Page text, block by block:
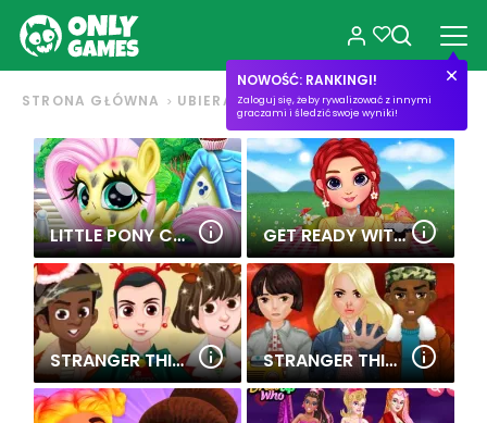
NOWOŚĆ: RANKINGI!
Zaloguj się, żeby rywalizować z innymi
graczami i śledzić swoje wyniki!
STRONA GŁÓWNA UBIERANKI
LITTLE PONY CARETAKER GET READY WITH ME SUMMER PICNIC
STRANGER THINGS CHRISTMAS PARTY STRANGER THINGS SQUAD